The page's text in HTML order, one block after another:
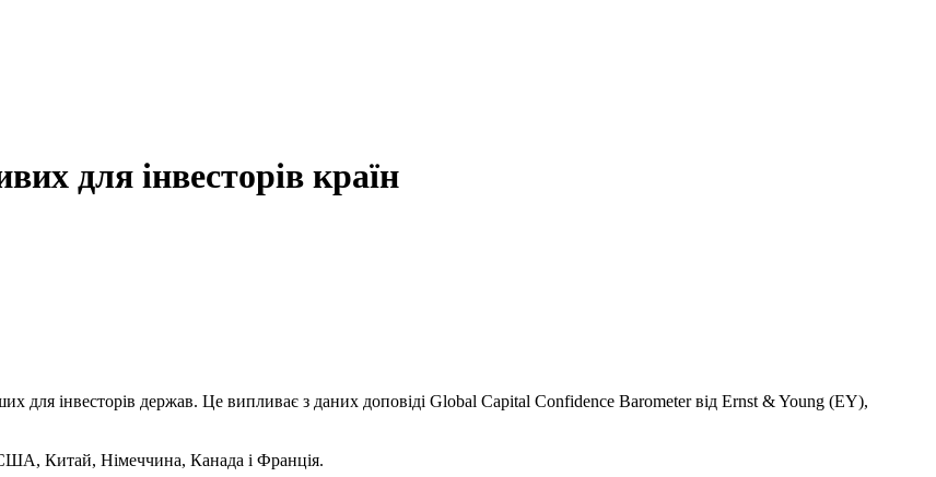
для інвесторів країн
для інвесторів держав. Це випливає з даних доповіді Global Capital Confidence Barometer від Ernst & Young (EY),
Китай, Німеччина, Канада і Франція.